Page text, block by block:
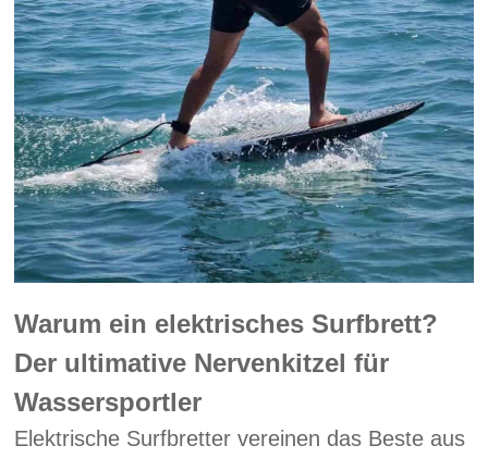
Warum ein elektrisches Surfbrett?
Der ultimative Nervenkitzel für
Wassersportler
Elektrische Surfbretter vereinen das Beste aus